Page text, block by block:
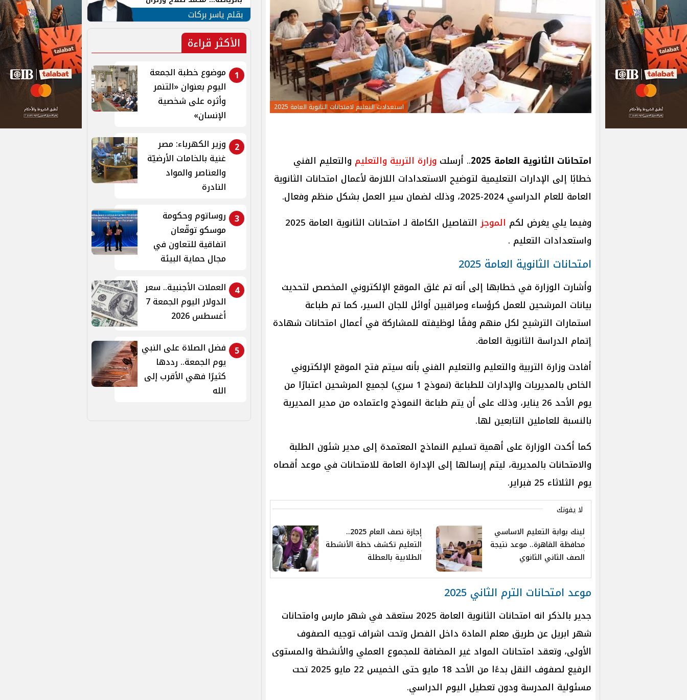
استعدادت التعليم لامتحانات الثانوية العامة 2025
امتحانات الثانوية العامة 2025 .. أرسلت وزارة التربية والتعليم والتعليم الفني
خطابًا إلى الإدارات التعليمية لتوضيح الاستعدادات اللازمة لأعمال امتحانات الثانوية
العامة للعام الدراسي 2024-2025، وذلك لضمان سير العمل بشكل منظم وفعال.
وفيما يلي يغرض لكم الموجز
التفاصيل الكاملة لـ امتحانات الثانوية العامة 2025
واستعدادات التعليم .
امتحانات الثانوية العامة 2025
وأشارت الوزارة في خطابها إلى أنه تم غلق الموقع الإلكتروني المخصص لتحديث
بيانات المرشحين للعمل كرؤساء ومراقبين أوائل للجان السير، كما تم طباعة
استمارات الترشيح لكل منهم وفقًا لوظيفته للمشاركة في أعمال امتحانات شهادة
إتمام الدراسة الثانوية العامة.
أفادت وزارة التربية والتعليم والتعليم الفني بأنه سيتم فتح الموقع الإلكتروني
الخاص بالمديريات والإدارات للطباعة (نموذج 1 سري) لجميع المرشحين اعتبارًا من
يوم الأحد 26 يناير، وذلك على أن يتم طباعة النموذج واعتماده من مدير المديرية
بالنسبة للعاملين التابعين لها.
كما أكدت الوزارة على أهمية تسليم النماذج المعتمدة إلى مدير شئون الطلبة
والامتحانات بالمديرية، ليتم إرسالها إلى الإدارة العامة للامتحانات في موعد أقصاه
يوم الثلاثاء 25 فبراير.
لا يفوتك
لينك بوابة التعليم الاساسي
محافظة القاهرة.. موعد نتيجة
الصف الثاني الثانوي
إجازة نصف العام 2025..
التعليم تكشف خطة الأنشطة
الطلابية بالعطلة
موعد امتحانات الترم الثاني 2025
جدير بالذكر انه امتحانات الثانوية العامة 2025 ستعقد في شهر مارس وامتحانات
شهر ابريل عن طريق معلم المادة داخل الفصل وتحت اشراف توجيه الصفوف
الأولى، وتعقد امتحانات المواد غير المضافة للمجموع العملي والأنشطة والمستوى
الرفيع لصفوف النقل بدءًا من الأحد 18 مايو حتى الخميس 22 مايو 2025 تحت
مسئولية المدرسة ودون تعطيل اليوم الدراسي.
الهوية في الشارع التركي
بقلم ياسر بركات
الأكثر قراءة
1
موضوع خطبة الجمعة
اليوم بعنوان «التنمر
وأثره على شخصية
الإنسان»
2
وزير الكهرباء: مصر
غنية بالخامات الأرضيّة
والعناصر والمواد
النادرة
3 روساتوم وحكومة
موسكو توقّعان
اتفاقية للتعاون في
مجال حماية البيئة
4
العملات الأجنبية.. سعر
الدولار اليوم الجمعة 7
أغسطس 2026
5
فضل الصلاة على النبي
يوم الجمعة.. رددها
كثيرًا فهي الأقرب إلى
الله